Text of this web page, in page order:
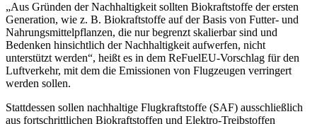
„Aus Gründen der Nachhaltigkeit sollten Biokraftstoffe der ersten
Generation, wie z. B. Biokraftstoffe auf der Basis von Futter- und
Nahrungsmittelpflanzen, die nur begrenzt skalierbar sind und
Bedenken hinsichtlich der Nachhaltigkeit aufwerfen, nicht
unterstützt werden“, heißt es in dem ReFuelEU-Vorschlag für den
Luftverkehr, mit dem die Emissionen von Flugzeugen verringert
werden sollen.
Stattdessen sollen nachhaltige Flugkraftstoffe (SAF) ausschließlich
aus fortschrittlichen Biokraftstoffen und Elektro-Treibstoffen